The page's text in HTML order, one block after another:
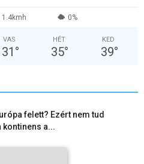
1.4kmh 0%
VAS
31 °
HÉT
35°
KED
39°
felett? Ezért nem tud
kontinens a...